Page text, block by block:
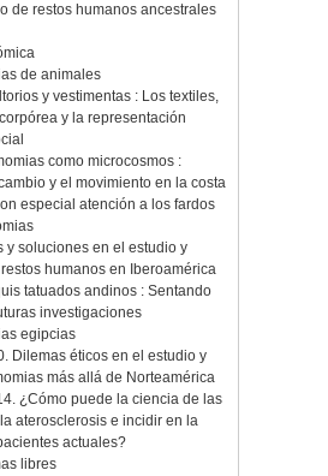
de restos humanos ancestrales
de animales
y vestimentas : Los textiles,
y la representación
como microcosmos :
y el movimiento en la costa
especial atención a los fardos
y soluciones en el estudio y
humanos en Iberoamérica
tatuados andinos : Sentando
investigaciones
egipcias
Dilemas éticos en el estudio y
más allá de Norteamérica
¿Cómo puede la ciencia de las
aterosclerosis e incidir en la
actuales?
libres